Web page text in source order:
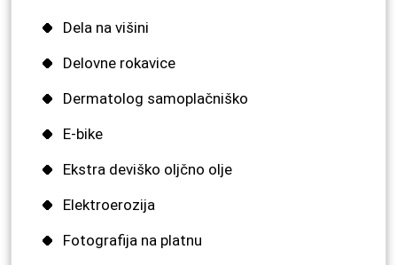
Dela na višini
Delovne rokavice
Dermatolog samoplačniško
E-bike
Ekstra deviško oljčno olje
Elektroerozija
Fotografija na platnu